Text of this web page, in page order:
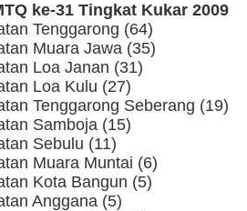
ke-31 Tingkat Kukar 2009
Tenggarong (64)
Muara Jawa (35)
Loa Janan (31)
Loa Kulu (27)
Tenggarong Seberang (19)
Samboja (15)
Sebulu (11)
Muara Muntai (6)
Kota Bangun (5)
Anggana (5)